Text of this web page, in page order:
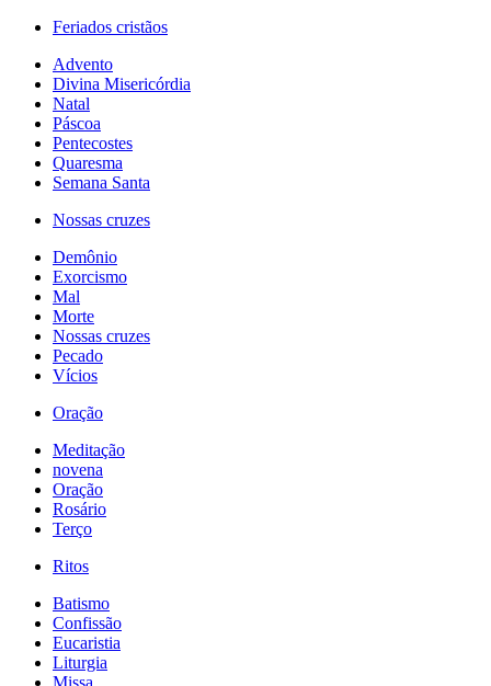
Feriados cristãos
Advento
Divina Misericórdia
Natal
Páscoa
Pentecostes
Quaresma
Semana Santa
Nossas cruzes
Demônio
Exorcismo
Mal
Morte
Nossas cruzes
Pecado
Vícios
Oração
Meditação
novena
Oração
Rosário
Terço
Ritos
Batismo
Confissão
Eucaristia
Liturgia
Missa